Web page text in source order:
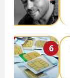
6